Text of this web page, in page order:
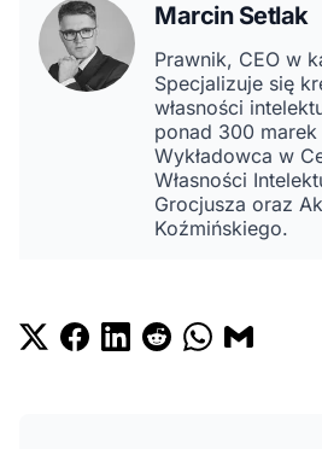
Marcin Setlak
Prawnik, CEO w
Specjalizuje się
własności
ponad 300
Wykładowca w
Własności
Grocjusza oraz
Koźmińskiego.